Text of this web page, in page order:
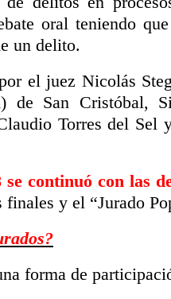
oral teniendo
un delito.
el juez Nicolás
de San Cristóbal,
Torres del Sel
se continuó con las
finales y el “Jurado
forma de